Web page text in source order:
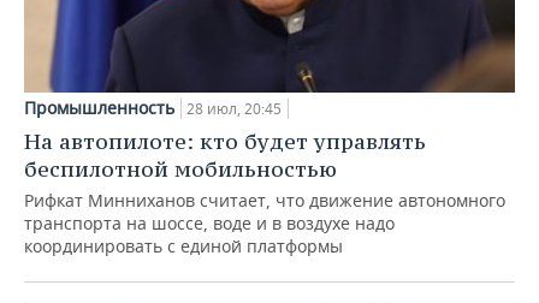
Промышленность 28 июл, 20:45
На автопилоте: кто будет управлять
беспилотной мобильностью
Рифкат Минниханов считает, что движение автономного
транспорта на шоссе, воде и в воздухе надо
координировать с единой платформы